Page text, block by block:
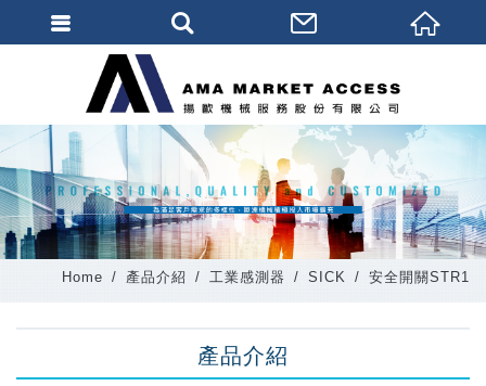
Home 產品介紹 工業感測器 SICK 安全開關STR1
產品介紹
會員登入(燈箱)
加入會員
忘記密碼
密碼修改
訂單查詢
會員登出